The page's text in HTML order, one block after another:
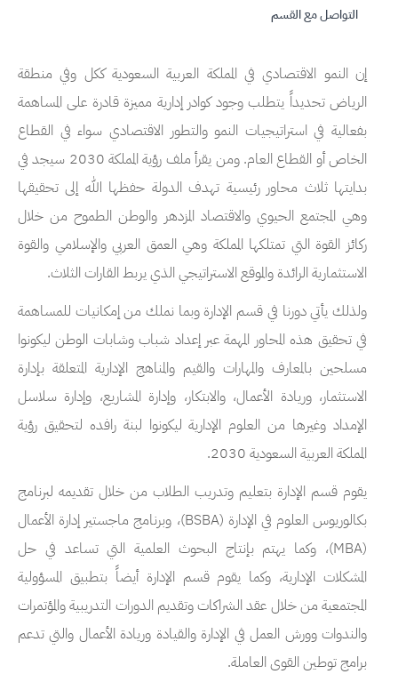
التواصل مع القسم
إن النمو الاقتصادي في المملكة العربية السعودية ككل وفي منطقة
الرياض تحديداً يتطلب وجود كوادر إدارية مميزة قادرة على المساهمة
بفعالية في استراتيجيات النمو والتطور الاقتصادي سواء في القطاع
الخاص أو القطاع العام. ومن يقرأ ملف رؤية المملكة 2030 سيجد في
بدايتها ثلاث محاور رئيسية تهدف الدولة حفظها الله إلى تحقيقها
وهي المجتمع الحيوي والاقتصاد المزدهر والوطن الطموح من خلال
ركائز القوة التي تمتلكها المملكة وهي العمق العربي والإسلامي والقوة
الاستثمارية الرائدة والموقع الاستراتيجي الذي يربط القارات الثلاث.
ولذلك يأتي دورنا في قسم الإدارة وبما نملك من إمكانيات للمساهمة
في تحقيق هذه المحاور المهمة عبر إعداد شباب وشابات الوطن ليكونوا
مسلحين بالمعارف والمهارات والقيم والمناهج الإدارية المتعلقة بإدارة
الاستثمار، وريادة الأعمال، والابتكار، وإدارة المشاريع، وإدارة سلاسل
الإمداد وغيرها من العلوم الإدارية ليكونوا لبنة رافده لتحقيق رؤية
المملكة العربية السعودية 2030.
يقوم قسم الإدارة بتعليم وتدريب الطلاب من خلال تقديمه لبرنامج
بكالوريوس العلوم في الإدارة (BSBA)، وبرنامج ماجستير إدارة الأعمال
(
MBA)، وكما يهتم بإنتاج البحوث العلمية التي تساعد في حل
المشكلات الإدارية، وكما يقوم قسم الإدارة أيضاً بتطبيق المسؤولية
المجتمعية من خلال عقد الشراكات وتقديم الدورات التدريبية والمؤتمرات
والندوات وورش العمل في الإدارة والقيادة وريادة الأعمال والتي تدعم
برامج توطين القوى العاملة.